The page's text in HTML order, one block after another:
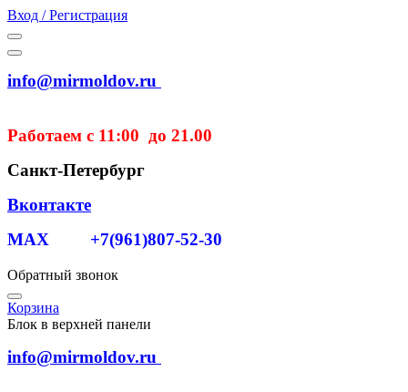
Вход / Регистрация
info@mirmoldov.ru
Работаем с 11:00 до 21.00
Санкт-Петербург
Вконтакте
MAX +7(961)807-52-30
Обратный звонок
Корзина
Блок в верхней панели
info@mirmoldov.ru